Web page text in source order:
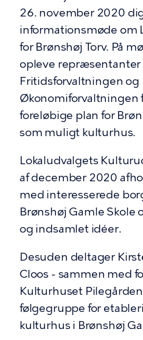
26. november 2020
informationsmøde om
for Brønshøj Torv. På
opleve repræsentanter
Fritidsforvaltningen og
Økonomiforvaltningen
foreløbige plan for
som muligt kulturhus.
Lokaludvalgets
af december 2020
med interesserede
Brønshøj Gamle Skole
og indsamlet idéer.
Desuden deltager
Cloos - sammen med
Kulturhuset
følgegruppe for
kulturhus i Brønshøj